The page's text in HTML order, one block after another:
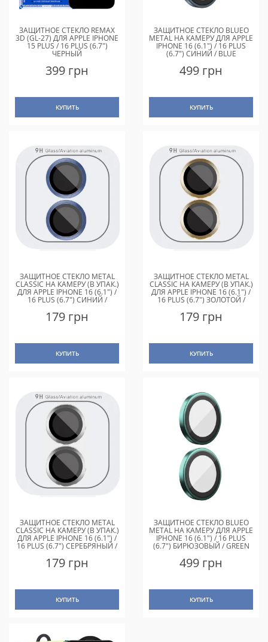
ЗАЩИТНОЕ СТЕКЛО REMAX
3D (GL-27) ДЛЯ APPLE IPHONE
15 PLUS / 16 PLUS (6.7")
ЧЕРНЫЙ
399 грн
КУПИТЬ
ЗАЩИТНОЕ СТЕКЛО BLUEO
METAL НА КАМЕРУ ДЛЯ APPLE
IPHONE 16 (6.1") / 16 PLUS
(6.7") СИНИЙ / BLUE
499 грн
КУПИТЬ
ЗАЩИТНОЕ СТЕКЛО METAL
CLASSIC НА КАМЕРУ (В УПАК.)
ДЛЯ APPLE IPHONE 16 (6.1") /
16 PLUS (6.7") СИНИЙ /
179 грн
КУПИТЬ
ЗАЩИТНОЕ СТЕКЛО METAL
CLASSIC НА КАМЕРУ (В УПАК.)
ДЛЯ APPLE IPHONE 16 (6.1") /
16 PLUS (6.7") ЗОЛОТОЙ /
179 грн
КУПИТЬ
ЗАЩИТНОЕ СТЕКЛО METAL
CLASSIC НА КАМЕРУ (В УПАК.)
ДЛЯ APPLE IPHONE 16 (6.1") /
16 PLUS (6.7") СЕРЕБРЯНЫЙ /
179 грн
КУПИТЬ
ЗАЩИТНОЕ СТЕКЛО BLUEO
METAL НА КАМЕРУ ДЛЯ APPLE
IPHONE 16 (6.1") / 16 PLUS
(6.7") БИРЮЗОВЫЙ / GREEN
499 грн
КУПИТЬ